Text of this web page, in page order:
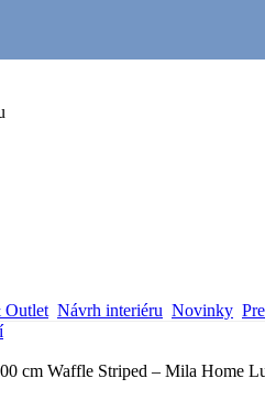
Outlet Návrh interiéru Novinky